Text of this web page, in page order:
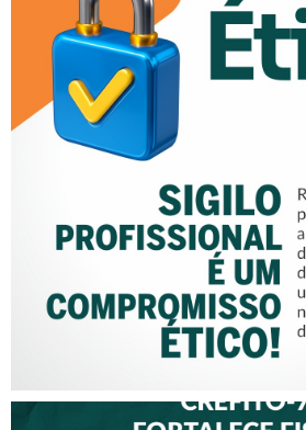
SIGILO
COMPROMISSO